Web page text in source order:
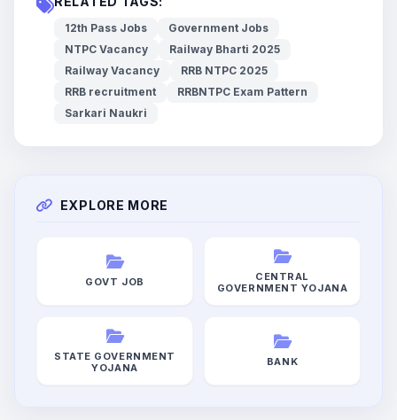
12th Pass Jobs
Government Jobs
NTPC Vacancy
Railway Bharti 2025
Railway Vacancy
RRB NTPC 2025
RRB recruitment
RRBNTPC Exam Pattern
Sarkari Naukri
EXPLORE MORE
GOVT JOB
CENTRAL
GOVERNMENT YOJANA
STATE GOVERNMENT
YOJANA
BANK